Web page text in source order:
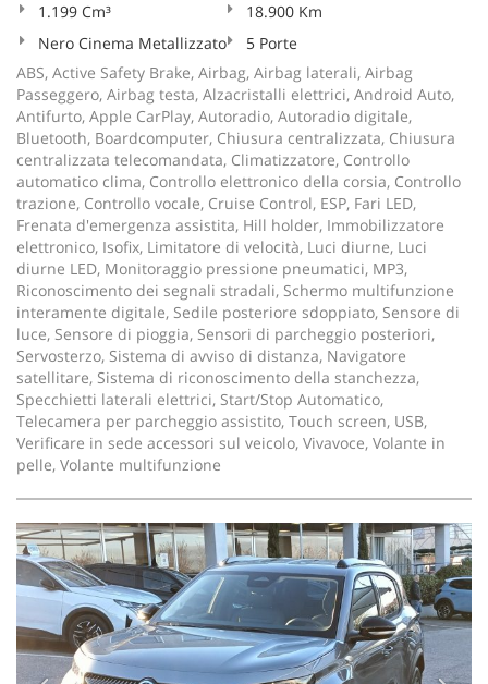
1.199 Cm³
18.900 Km
Nero Cinema Metallizzato
5 Porte
ABS, Active Safety Brake, Airbag, Airbag laterali, Airbag
Passeggero, Airbag testa, Alzacristalli elettrici, Android Auto,
Antifurto, Apple CarPlay, Autoradio, Autoradio digitale,
Bluetooth, Boardcomputer, Chiusura centralizzata, Chiusura
centralizzata telecomandata, Climatizzatore, Controllo
automatico clima, Controllo elettronico della corsia, Controllo
trazione, Controllo vocale, Cruise Control, ESP, Fari LED,
Frenata d'emergenza assistita, Hill holder, Immobilizzatore
elettronico, Isofix, Limitatore di velocità, Luci diurne, Luci
diurne LED, Monitoraggio pressione pneumatici, MP3,
Riconoscimento dei segnali stradali, Schermo multifunzione
interamente digitale, Sedile posteriore sdoppiato, Sensore di
luce, Sensore di pioggia, Sensori di parcheggio posteriori,
Servosterzo, Sistema di avviso di distanza, Navigatore
satellitare, Sistema di riconoscimento della stanchezza,
Specchietti laterali elettrici, Start/Stop Automatico,
Telecamera per parcheggio assistito, Touch screen, USB,
Verificare in sede accessori sul veicolo, Vivavoce, Volante in
pelle, Volante multifunzione